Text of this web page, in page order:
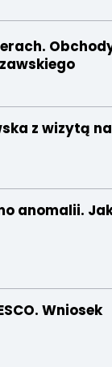
z wizytą na
anomalii.
Wniosek